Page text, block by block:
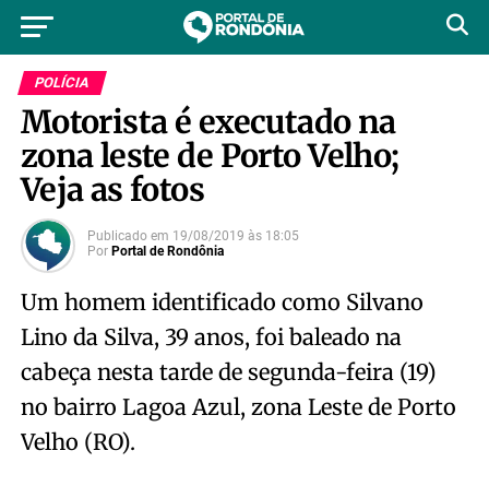
POLÍCIA
Motorista é executado na
zona leste de Porto Velho;
Veja as fotos
Publicado em 19/08/2019 às 18:05
Por Portal de Rondônia
Um homem identificado como Silvano
Lino da Silva, 39 anos, foi baleado na
cabeça nesta tarde de segunda-feira (19)
no bairro Lagoa Azul, zona Leste de Porto
Velho (RO).